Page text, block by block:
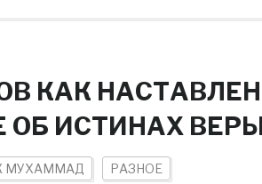
КАК
ИСТИНАХ
МУХАММАД РАЗНОЕ